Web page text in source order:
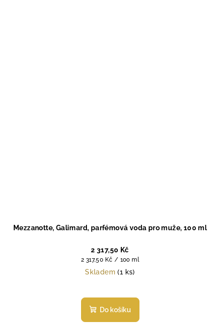
Mezzanotte, Galimard, parfémová voda pro muže, 100 ml
2 317,50 Kč
Měrná
cena:
2 317,50 Kč / 100 ml
Skladem(1 ks)
Do košíku